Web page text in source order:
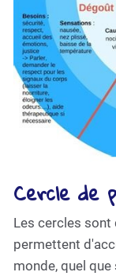
Cercle de
Les cercles sont
permettent
monde, quel